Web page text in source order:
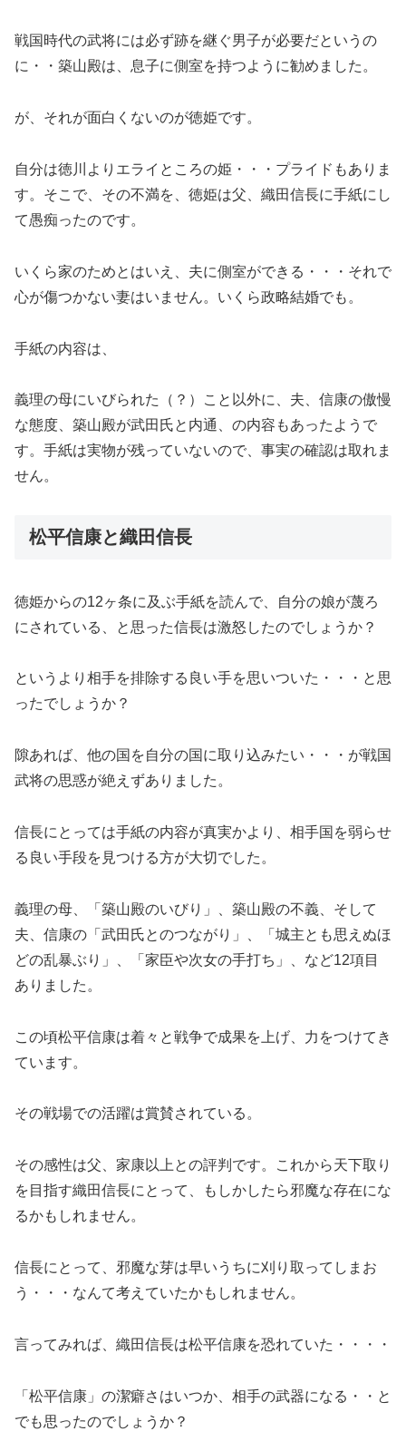
戦国時代の武将には必ず跡を継ぐ男子が必要だというの
に・・築山殿は、息子に側室を持つように勧めました。
が、それが面白くないのが徳姫です。
自分は徳川よりエライところの姫・・・プライドもありま
す。そこで、その不満を、徳姫は父、織田信長に手紙にし
て愚痴ったのです。
いくら家のためとはいえ、夫に側室ができる・・・それで
心が傷つかない妻はいません。いくら政略結婚でも。
手紙の内容は、
義理の母にいびられた（？）こと以外に、夫、信康の傲慢
な態度、築山殿が武田氏と内通、の内容もあったようで
す。手紙は実物が残っていないので、事実の確認は取れま
せん。
松平信康と織田信長
徳姫からの12ヶ条に及ぶ手紙を読んで、自分の娘が蔑ろ
にされている、と思った信長は激怒したのでしょうか？
というより相手を排除する良い手を思いついた・・・と思
ったでしょうか？
隙あれば、他の国を自分の国に取り込みたい・・・が戦国
武将の思惑が絶えずありました。
信長にとっては手紙の内容が真実かより、相手国を弱らせ
る良い手段を見つける方が大切でした。
義理の母、「築山殿のいびり」、築山殿の不義、そして
夫、信康の「武田氏とのつながり」、「城主とも思えぬほ
どの乱暴ぶり」、「家臣や次女の手打ち」、など12項目
ありました。
この頃松平信康は着々と戦争で成果を上げ、力をつけてき
ています。
その戦場での活躍は賞賛されている。
その感性は父、家康以上との評判です。これから天下取り
を目指す織田信長にとって、もしかしたら邪魔な存在にな
るかもしれません。
信長にとって、邪魔な芽は早いうちに刈り取ってしまお
う・・・なんて考えていたかもしれません。
言ってみれば、織田信長は松平信康を恐れていた・・・・
「松平信康」の潔癖さはいつか、相手の武器になる・・と
でも思ったのでしょうか？